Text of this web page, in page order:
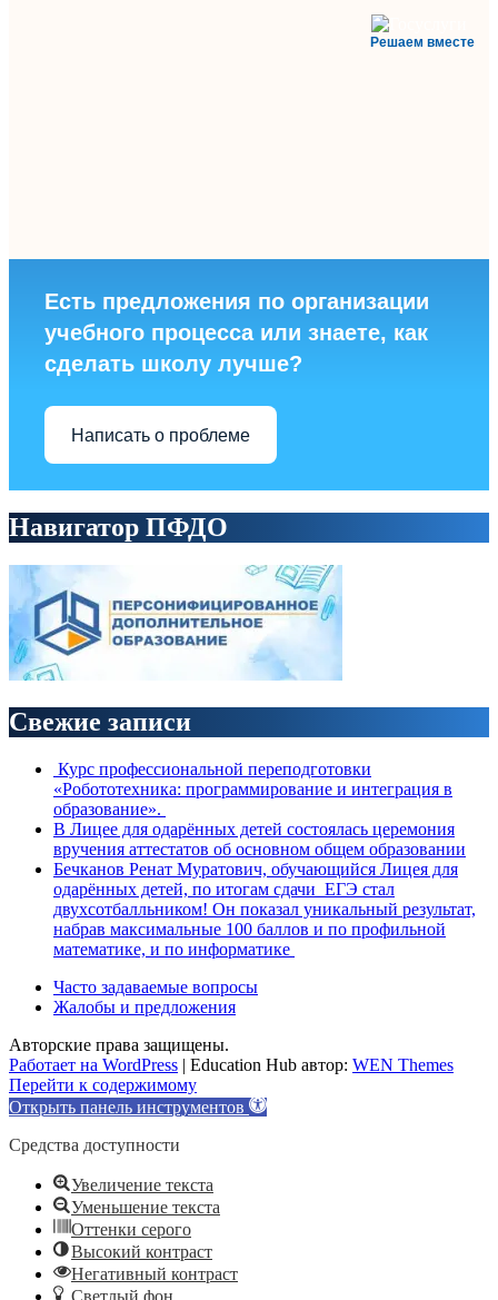
Решаем вместе
Есть предложения по организации
учебного процесса или знаете, как
сделать школу лучше?
Написать о проблеме
Навигатор ПФДО
Свежие записи
Курс профессиональной переподготовки
«Робототехника: программирование и интеграция в
образование».
В Лицее для одарённых детей состоялась церемония
вручения аттестатов об основном общем образовании
Бечканов Ренат Муратович, обучающийся Лицея для
одарённых детей, по итогам сдачи ЕГЭ стал
двухсотбалльником! Он показал уникальный результат,
набрав максимальные 100 баллов и по профильной
математике, и по информатике
Часто задаваемые вопросы
Жалобы и предложения
Авторские права защищены.
Работает на WordPress | Education Hub автор: WEN Themes
Перейти к содержимому
Открыть панель инструментов
Средства доступности
Увеличение текста
Уменьшение текста
Оттенки серого
Высокий контраст
Негативный контраст
Светлый фон